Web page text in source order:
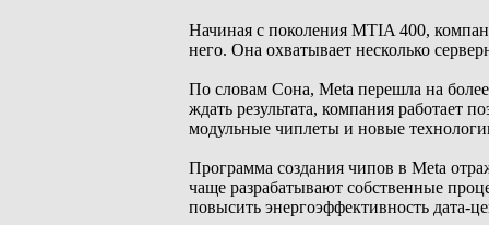
Начиная с поколения MTIA 400,
него. Она охватывает несколько
По словам Сона, Meta перешла на
ждать результата, компания работает
модульные чиплеты и новые
Программа создания чипов в Meta
чаще разрабатывают собственные
повысить энергоэффективность дата-